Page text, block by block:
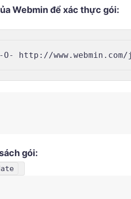
Webmin để xác thực gói:
http://
gói: